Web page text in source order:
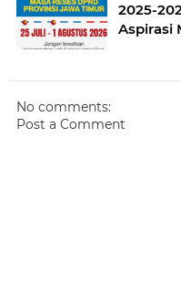
2025-
Aspirasi
No comments:
Post a Comment